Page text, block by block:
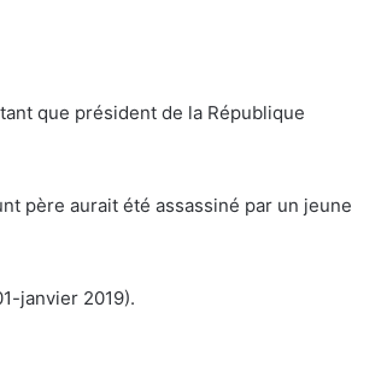
que président de la République
père aurait été assassiné par un jeune
janvier 2019).